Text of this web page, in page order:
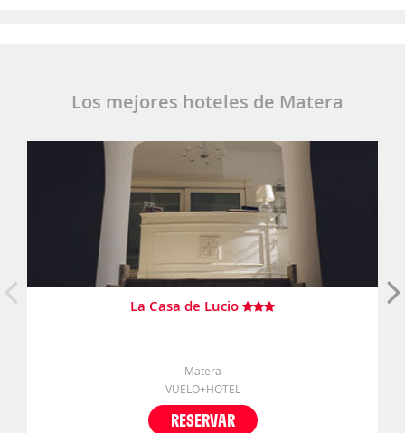
Los mejores hoteles de Matera
La Casa de Lucio
Matera
VUELO+HOTEL
RESERVAR